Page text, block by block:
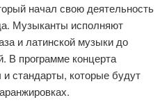
начал свою деятельность
Музыканты исполняют
и латинской музыки до
В программе концерта
стандарты, которые будут